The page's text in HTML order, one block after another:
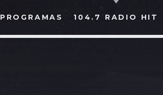
PROGRAMAS 104.7 RADIO HIT